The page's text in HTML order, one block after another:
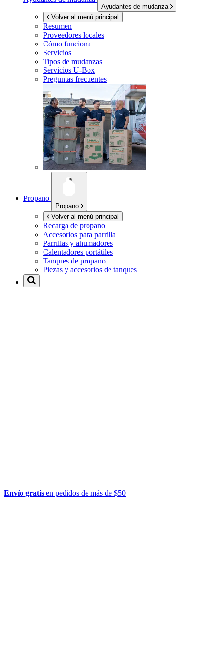
Ayudantes de mudanza
Volver al menú principal
Resumen
Proveedores locales
Cómo funciona
Servicios
Tipos de mudanzas
Servicios U-Box
Preguntas frecuentes
Propano
Propano
Volver al menú principal
Recarga de propano
Accesorios para parrilla
Parrillas y ahumadores
Calentadores portátiles
Tanques de propano
Piezas y accesorios de tanques
Envío gratis en pedidos de más de $50